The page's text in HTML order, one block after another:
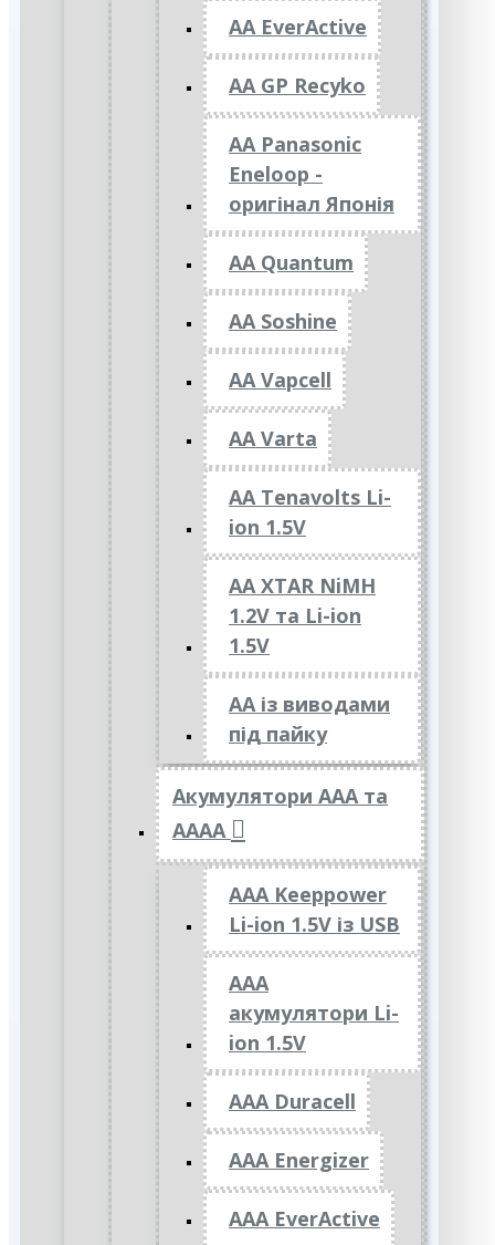
AA EverActive
AA GP Recyko
AA Panasonic
Eneloop -
оригінал Японія
AA Quantum
AA Soshine
AA Vapcell
AA Varta
AA Tenavolts Li-
ion 1.5V
AA XTAR NiMH
1.2V та Li-ion
1.5V
АА із виводами
під пайку
Акумулятори ААА та
АААА
AAA Keeppower
Li-ion 1.5V із USB
ААА
акумулятори Li-
ion 1.5V
AAA Duracell
AAA Energizer
AAA EverActive